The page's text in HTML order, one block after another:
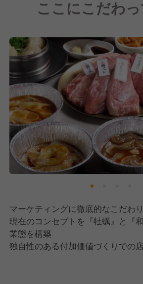
ここにこだわ
マーケティングに徹底的なこだわ
現在のコンセプトを『牡蠣』と『
業態を構築
独自性のある付加価値づくりでの
◆◆◆株式会社asovivaが選ばれ